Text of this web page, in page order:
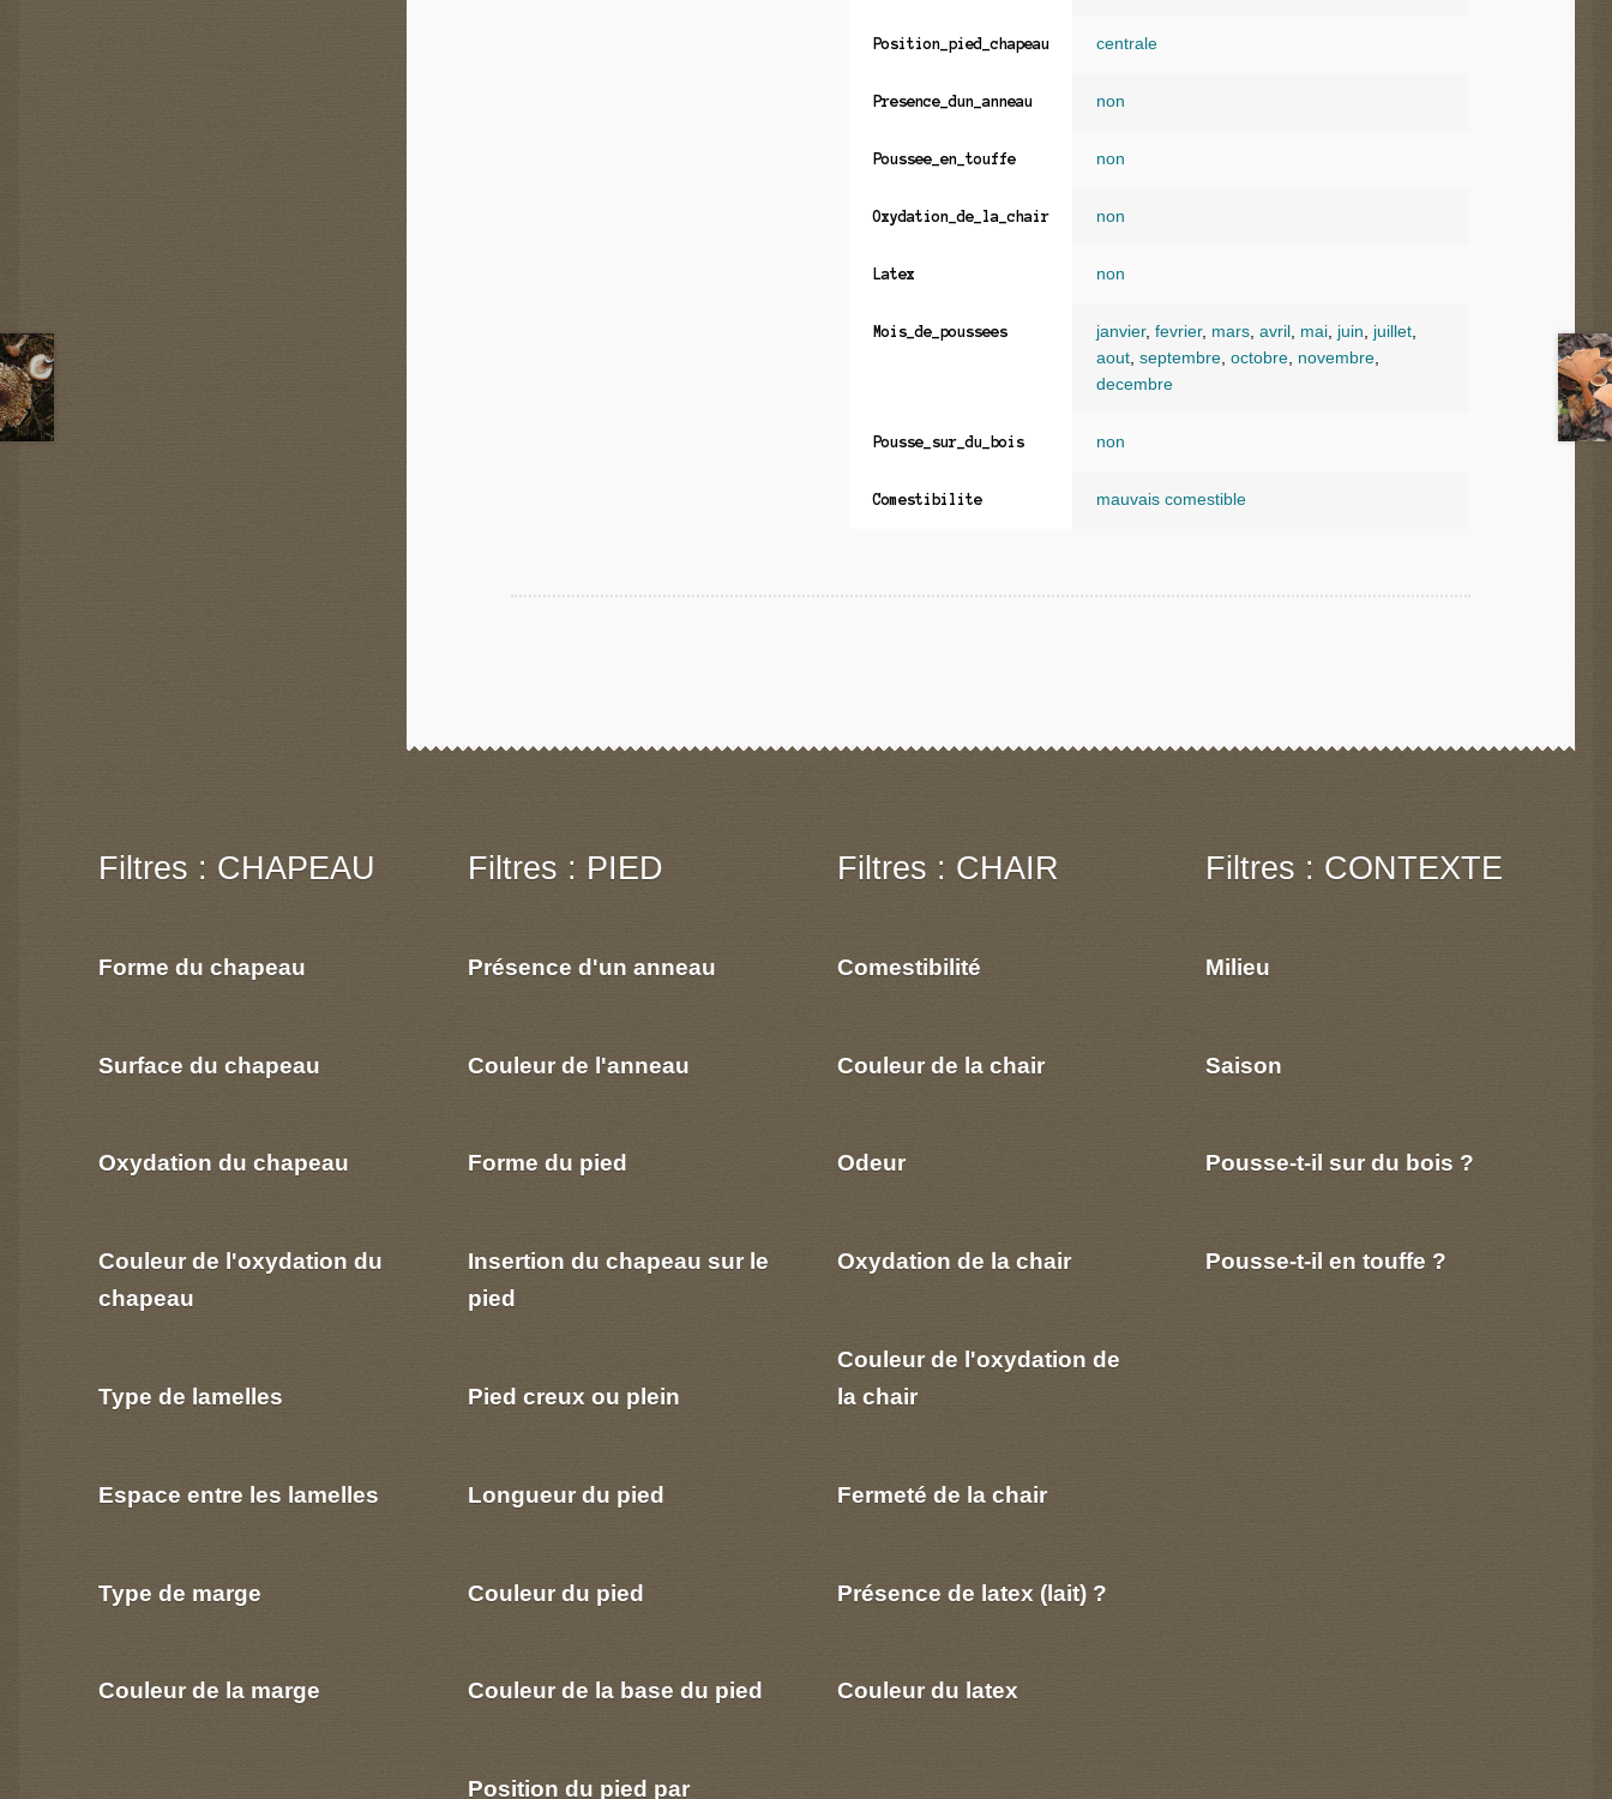
Position_pied_chapeau centrale
Presence_dun_anneau non
Poussee_en_touffe non
Oxydation_de_la_chair non
Latex non
Mois_de_poussees janvier, fevrier, mars, avril mai, juin juillet,
aout, septembre, octobre, novembre,
decembre
Pousse_sur_du_bois non
Comestibilite mauvais comestible
Filtres : CHAPEAU
Forme du chapeau
Surface du chapeau
Oxydation du chapeau
Couleur de l'oxydation du
chapeau
Type de lamelles
Espace entre les lamelles
Type de marge
Couleur de la marge
Filtres : PIED
Présence d'un anneau
Couleur de l'anneau
Forme du pied
Insertion du chapeau sur le
pied
Pied creux ou plein
Longueur du pied
Couleur du pied
Couleur de la base du pied
Position du pied par
Filtres : CHAIR
Comestibilité
Couleur de la chair
Odeur
Oxydation de la chair
Couleur de l'oxydation de
la chair
Fermeté de la chair
Présence de latex (lait) ?
Couleur du latex
Filtres : CONTEXTE
Milieu
Saison
Pousse-t-il sur du bois ?
Pousse-t-il en touffe ?